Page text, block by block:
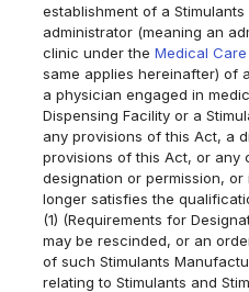
establishment of a
administrator (meaning an
clinic under theMedical
same applies hereinafter) of
a physician engaged in
Dispensing Facility or a
any provisions of this Act, a
provisions of this Act, or any
designation or permission,
longer satisfies the
(1) (Requirements for
may be rescinded, or an
of such Stimulants
relating to Stimulants and